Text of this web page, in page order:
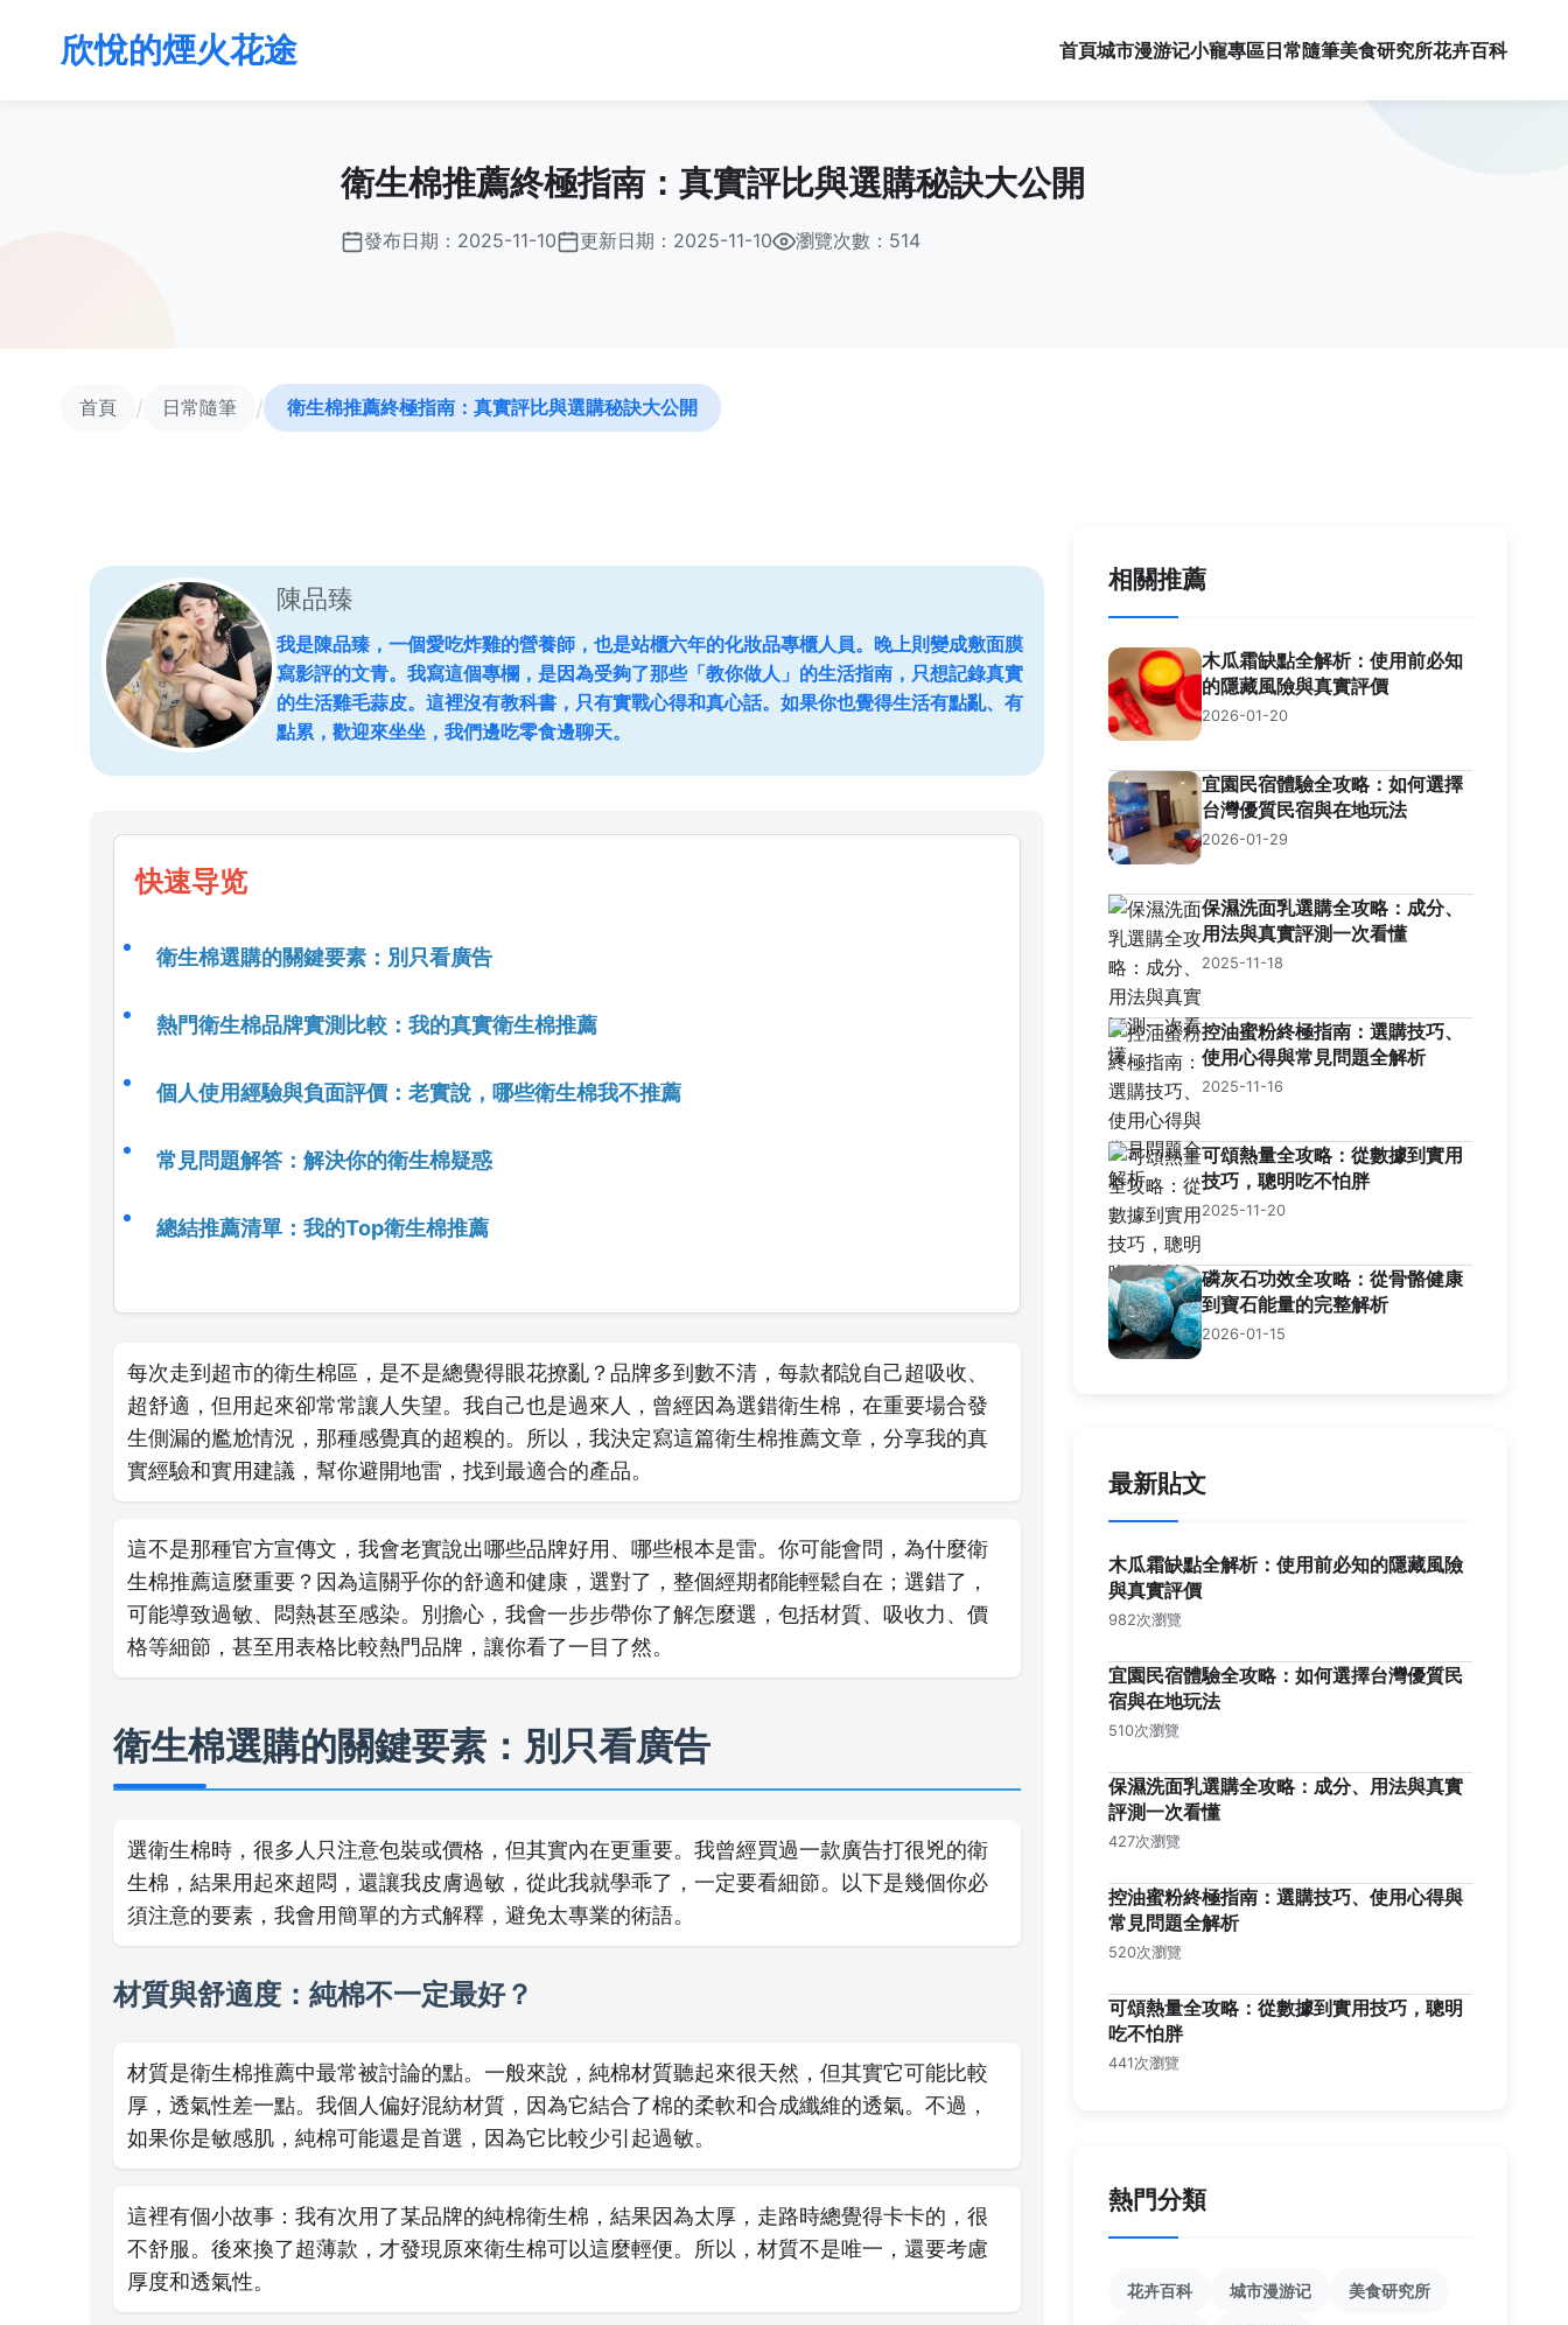
欣悅的煙火花途 首頁城市漫游记小寵專區日常隨筆美食研究所花卉百科
衛生棉推薦終極指南：真實評比與選購秘訣大公開
發布日期： 2025-11-10 更新日期： 2025-11-10 瀏覽次數：514
首頁 / 日常隨筆 / 衛生棉推薦終極指南：真實評比與選購秘訣大公開
陳品臻
我是陳品臻，一個愛吃炸雞的營養師，也是站櫃六年的化妝品專櫃人員。晚上則變成敷面膜
寫影評的文青。我寫這個專欄，是因為受夠了那些「教你做人」的生活指南，只想記錄真實
的生活雞毛蒜皮。這裡沒有教科書，只有實戰心得和真心話。如果你也覺得生活有點亂、有
點累，歡迎來坐坐，我們邊吃零食邊聊天。
快速导览
衛生棉選購的關鍵要素：別只看廣告
熱門衛生棉品牌實測比較：我的真實衛生棉推薦
個人使用經驗與負面評價：老實說，哪些衛生棉我不推薦
常見問題解答：解決你的衛生棉疑惑
總結推薦清單：我的Top衛生棉推薦
每次走到超市的衛生棉區，是不是總覺得眼花撩亂？品牌多到數不清，每款都說自己超吸收、
超舒適，但用起來卻常常讓人失望。我自己也是過來人，曾經因為選錯衛生棉，在重要場合發
生側漏的尷尬情況，那種感覺真的超糗的。所以，我決定寫這篇衛生棉推薦文章，分享我的真
實經驗和實用建議，幫你避開地雷，找到最適合的產品。
這不是那種官方宣傳文，我會老實說出哪些品牌好用、哪些根本是雷。你可能會問，為什麼衛
生棉推薦這麼重要？因為這關乎你的舒適和健康，選對了，整個經期都能輕鬆自在；選錯了，
可能導致過敏、悶熱甚至感染。別擔心，我會一步步帶你了解怎麼選，包括材質、吸收力、價
格等細節，甚至用表格比較熱門品牌，讓你看了一目了然。
衛生棉選購的關鍵要素：別只看廣告
選衛生棉時，很多人只注意包裝或價格，但其實內在更重要。我曾經買過一款廣告打很兇的衛
生棉，結果用起來超悶，還讓我皮膚過敏，從此我就學乖了，一定要看細節。以下是幾個你必
須注意的要素，我會用簡單的方式解釋，避免太專業的術語。
材質與舒適度：純棉不一定最好？
材質是衛生棉推薦中最常被討論的點。一般來說，純棉材質聽起來很天然，但其實它可能比較
厚，透氣性差一點。我個人偏好混紡材質，因為它結合了棉的柔軟和合成纖維的透氣。不過，
如果你是敏感肌，純棉可能還是首選，因為它比較少引起過敏。
這裡有個小故事：我有次用了某品牌的純棉衛生棉，結果因為太厚，走路時總覺得卡卡的，很
不舒服。後來換了超薄款，才發現原來衛生棉可以這麼輕便。所以，材質不是唯一，還要考慮
厚度和透氣性。
相關推薦
木瓜霜缺點全解析：使用前必知
的隱藏風險與真實評價
2026-01-20
宜園民宿體驗全攻略：如何選擇
台灣優質民宿與在地玩法
2026-01-29
保濕洗面乳選購全攻略：成分、
用法與真實評測一次看懂
2025-11-18
控油蜜粉終極指南：選購技巧、
使用心得與常見問題全解析
2025-11-16
可頌熱量全攻略：從數據到實用
技巧，聰明吃不怕胖
2025-11-20
磷灰石功效全攻略：從骨骼健康
到寶石能量的完整解析
2026-01-15
最新貼文
木瓜霜缺點全解析：使用前必知的隱藏風險
與真實評價
982次瀏覽
宜園民宿體驗全攻略：如何選擇台灣優質民
宿與在地玩法
510次瀏覽
保濕洗面乳選購全攻略：成分、用法與真實
評測一次看懂
427次瀏覽
控油蜜粉終極指南：選購技巧、使用心得與
常見問題全解析
520次瀏覽
可頌熱量全攻略：從數據到實用技巧，聰明
吃不怕胖
441次瀏覽
熱門分類
花卉百科 城市漫游记 美食研究所